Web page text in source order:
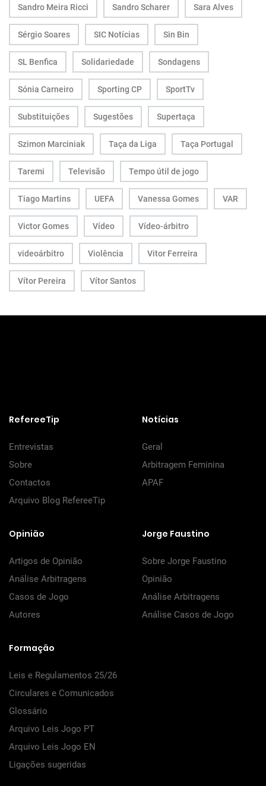
Sandro Meira Ricci Sandro Scharer Sara Alves
Sérgio Soares SIC Notícias Sin Bin
SL Benfica Solidariedade Sondagens
Sónia Carneiro Sporting CP SportTv
Substituições Sugestões Supertaça
Szimon Marciniak Taça da Liga Taça Portugal
Taremi Televisão Tempo útil de jogo
Tiago Martins UEFA Vanessa Gomes VAR
Victor Gomes Vídeo Vídeo-árbitro
videoárbitro Violência Vitor Ferreira
Vítor Pereira Vítor Santos
RefereeTip
Entrevistas
Sobre
Contactos
Arquivo Blog RefereeTip
Notícias
Geral
Arbitragem Feminina
APAF
Opinião
Artigos de Opinião
Análise Arbitragens
Casos de Jogo
Autores
Jorge Faustino
Sobre Jorge Faustino
Opinião
Análise Arbitragens
Análise Casos de Jogo
Formação
Leis e Regulamentos 25/26
Circulares e Comunicados
Glossário
Arquivo Leis Jogo PT
Arquivo Leis Jogo EN
Ligações sugeridas